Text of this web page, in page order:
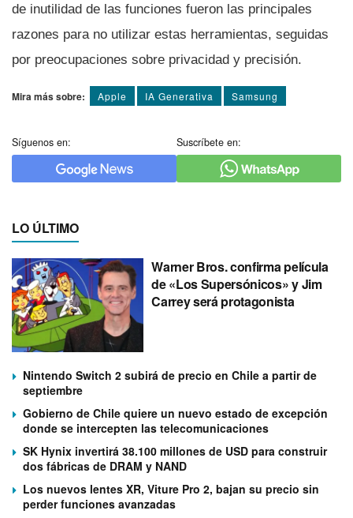
de inutilidad de las funciones fueron las principales
razones para no utilizar estas herramientas, seguidas
por preocupaciones sobre privacidad y precisión.
Mira más sobre: Apple IA Generativa Samsung
Síguenos en: Suscríbete en:
LO ÚLTIMO
Warner Bros. confirma película
de «Los Supersónicos» y Jim
Carrey será protagonista
Nintendo Switch 2 subirá de precio en Chile a partir de
septiembre
Gobierno de Chile quiere un nuevo estado de excepción
donde se intercepten las telecomunicaciones
SK Hynix invertirá 38.100 millones de USD para construir
dos fábricas de DRAM y NAND
Los nuevos lentes XR, Viture Pro 2, bajan su precio sin
perder funciones avanzadas